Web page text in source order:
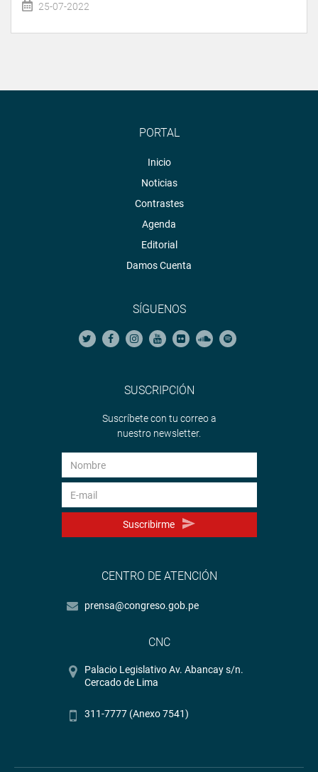
25-07-2022
PORTAL
Inicio
Noticias
Contrastes
Agenda
Editorial
Damos Cuenta
SÍGUENOS
SUSCRIPCIÓN
Suscríbete con tu correo a
nuestro newsletter.
Suscribirme
CENTRO DE ATENCIÓN
prensa@congreso.gob.pe
CNC
Palacio Legislativo Av. Abancay s/n.
Cercado de Lima
311-7777 (Anexo 7541)